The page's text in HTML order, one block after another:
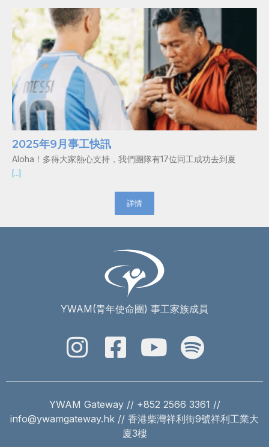
2025年9月事工快訊
Aloha！多得大家熱心支持，我們團隊有17位同工成功去到夏
[…]
詳情
YWAM(青年使命團) 事工家族成員
YWAM Gateway // +852 2566 3361 //
info@ywamgateway.hk // 香港柴灣祥利街9號祥利工業大
廈3樓